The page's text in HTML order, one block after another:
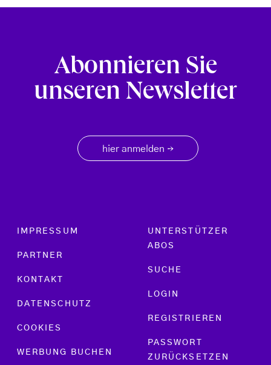
Abonnieren Sie
unseren Newsletter
hier anmelden →
Footer menu
IMPRESSUM
PARTNER
KONTAKT
DATENSCHUTZ
COOKIES
WERBUNG BUCHEN
UNTERSTÜTZER
ABOS
SUCHE
LOGIN
REGISTRIEREN
PASSWORT
ZURÜCKSETZEN